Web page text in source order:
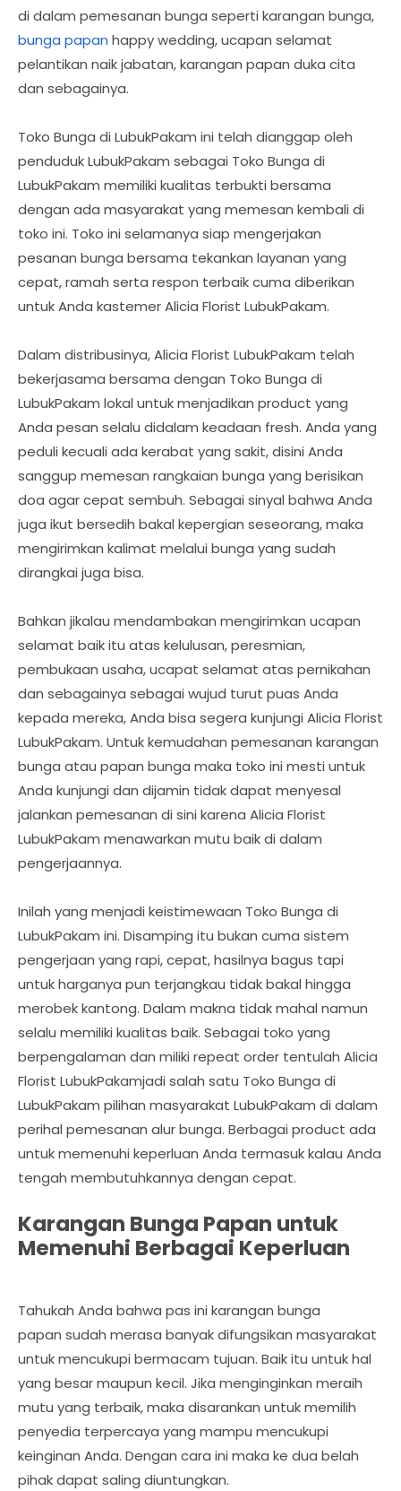
di dalam pemesanan bunga seperti karangan bunga,
bunga papan happy wedding, ucapan selamat
pelantikan naik jabatan, karangan papan duka cita
dan sebagainya.
Toko Bunga di LubukPakam ini telah dianggap oleh
penduduk LubukPakam sebagai Toko Bunga di
LubukPakam memiliki kualitas terbukti bersama
dengan ada masyarakat yang memesan kembali di
toko ini. Toko ini selamanya siap mengerjakan
pesanan bunga bersama tekankan layanan yang
cepat, ramah serta respon terbaik cuma diberikan
untuk Anda kastemer Alicia Florist LubukPakam.
Dalam distribusinya, Alicia Florist LubukPakam telah
bekerjasama bersama dengan Toko Bunga di
LubukPakam lokal untuk menjadikan product yang
Anda pesan selalu didalam keadaan fresh. Anda yang
peduli kecuali ada kerabat yang sakit, disini Anda
sanggup memesan rangkaian bunga yang berisikan
doa agar cepat sembuh. Sebagai sinyal bahwa Anda
juga ikut bersedih bakal kepergian seseorang, maka
mengirimkan kalimat melalui bunga yang sudah
dirangkai juga bisa.
Bahkan jikalau mendambakan mengirimkan ucapan
selamat baik itu atas kelulusan, peresmian,
pembukaan usaha, ucapat selamat atas pernikahan
dan sebagainya sebagai wujud turut puas Anda
kepada mereka, Anda bisa segera kunjungi Alicia Florist
LubukPakam. Untuk kemudahan pemesanan karangan
bunga atau papan bunga maka toko ini mesti untuk
Anda kunjungi dan dijamin tidak dapat menyesal
jalankan pemesanan di sini karena Alicia Florist
LubukPakam menawarkan mutu baik di dalam
pengerjaannya.
Inilah yang menjadi keistimewaan Toko Bunga di
LubukPakam ini. Disamping itu bukan cuma sistem
pengerjaan yang rapi, cepat, hasilnya bagus tapi
untuk harganya pun terjangkau tidak bakal hingga
merobek kantong. Dalam makna tidak mahal namun
selalu memiliki kualitas baik. Sebagai toko yang
berpengalaman dan miliki repeat order tentulah Alicia
Florist LubukPakamjadi salah satu Toko Bunga di
LubukPakam pilihan masyarakat LubukPakam di dalam
perihal pemesanan alur bunga. Berbagai product ada
untuk memenuhi keperluan Anda termasuk kalau Anda
tengah membutuhkannya dengan cepat.
Karangan Bunga Papan untuk
Memenuhi Berbagai Keperluan
Tahukah Anda bahwa pas ini karangan bunga
papan sudah merasa banyak difungsikan masyarakat
untuk mencukupi bermacam tujuan. Baik itu untuk hal
yang besar maupun kecil. Jika menginginkan meraih
mutu yang terbaik, maka disarankan untuk memilih
penyedia terpercaya yang mampu mencukupi
keinginan Anda. Dengan cara ini maka ke dua belah
pihak dapat saling diuntungkan.